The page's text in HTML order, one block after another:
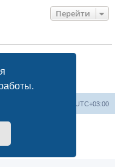
Перейти
UTC+03:00
© phpBB Limited
Правила